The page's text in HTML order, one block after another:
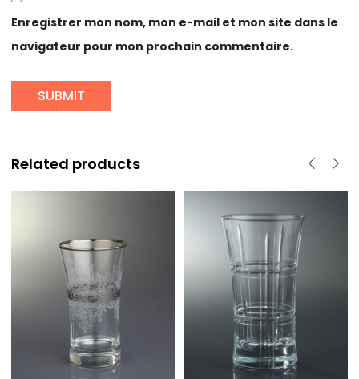
Enregistrer mon nom, mon e-mail et mon site dans le
navigateur pour mon prochain commentaire.
Related products